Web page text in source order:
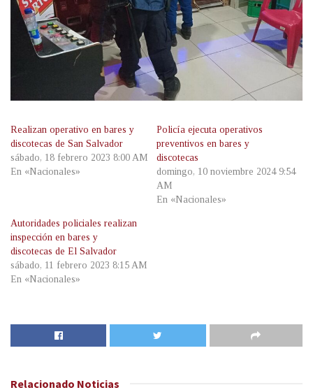
Realizan operativo en bares y
discotecas de San Salvador
sábado, 18 febrero 2023 8:00 AM
En «Nacionales»
Policía ejecuta operativos
preventivos en bares y
discotecas
domingo, 10 noviembre 2024 9:54
AM
En «Nacionales»
Autoridades policiales realizan
inspección en bares y
discotecas de El Salvador
sábado, 11 febrero 2023 8:15 AM
En «Nacionales»
Relacionado Noticias